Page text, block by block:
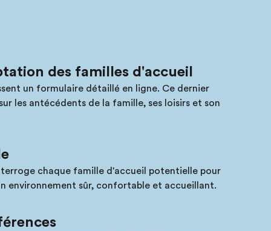
des familles d'accueil
un formulaire détaillé en ligne. Ce dernier
les antécédents de la famille, ses loisirs et son
chaque famille d'accueil potentielle pour
environnement sûr, confortable et accueillant.